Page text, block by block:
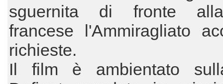
sguernita di fronte
francese l'Ammiragliato
richieste.
Il film è ambientato